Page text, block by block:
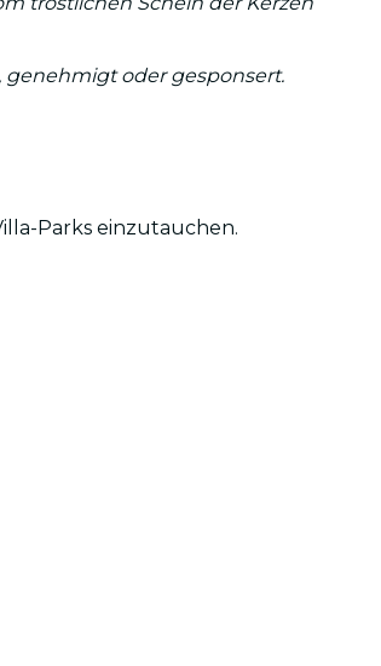
genehmigt oder gesponsert.
Parks einzutauchen.